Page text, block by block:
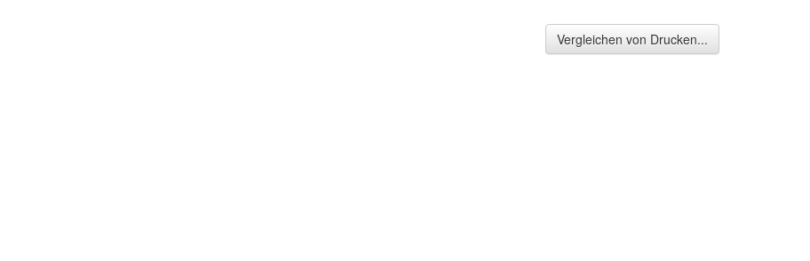
Vergleichen von Drucken...